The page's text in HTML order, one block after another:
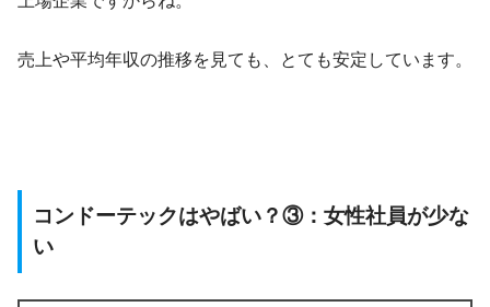
売上や平均年収の推移を見ても、とても安定しています。
コンドーテックはやばい？③：女性社員が少な
い